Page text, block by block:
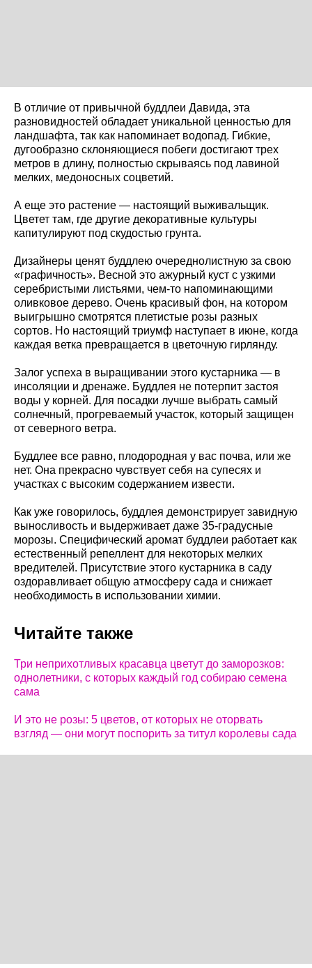
В отличие от привычной буддлеи Давида, эта
разновидностей обладает уникальной ценностью для
ландшафта, так как напоминает водопад. Гибкие,
дугообразно склоняющиеся побеги достигают трех
метров в длину, полностью скрываясь под лавиной
мелких, медоносных соцветий.
А еще это растение — настоящий выживальщик.
Цветет там, где другие декоративные культуры
капитулируют под скудостью грунта.
Дизайнеры ценят буддлею очереднолистную за свою
«графичность». Весной это ажурный куст с узкими
серебристыми листьями, чем-то напоминающими
оливковое дерево. Очень красивый фон, на котором
выигрышно смотрятся плетистые розы разных
сортов. Но настоящий триумф наступает в июне, когда
каждая ветка превращается в цветочную гирлянду.
Залог успеха в выращивании этого кустарника — в
инсоляции и дренаже. Буддлея не потерпит застоя
воды у корней. Для посадки лучше выбрать самый
солнечный, прогреваемый участок, который защищен
от северного ветра.
Буддлее все равно, плодородная у вас почва, или же
нет. Она прекрасно чувствует себя на супесях и
участках с высоким содержанием извести.
Как уже говорилось, буддлея демонстрирует завидную
выносливость и выдерживает даже 35-градусные
морозы. Специфический аромат буддлеи работает как
естественный репеллент для некоторых мелких
вредителей. Присутствие этого кустарника в саду
оздоравливает общую атмосферу сада и снижает
необходимость в использовании химии.
Читайте также
Три неприхотливых красавца цветут до заморозков:
однолетники, с которых каждый год собираю семена
сама
И это не розы: 5 цветов, от которых не оторвать
взгляд — они могут поспорить за титул королевы сада